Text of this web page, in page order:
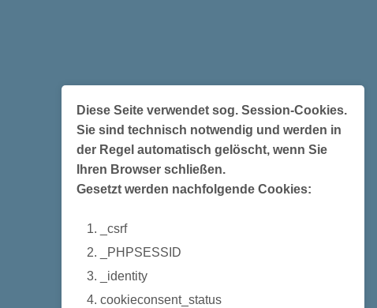
Diese Seite verwendet sog. Session-Cookies.
Sie sind technisch notwendig und werden in
der Regel automatisch gelöscht, wenn Sie
Ihren Browser schließen.
Gesetzt werden nachfolgende Cookies:
_csrf
_PHPSESSID
_identity
cookieconsent_status